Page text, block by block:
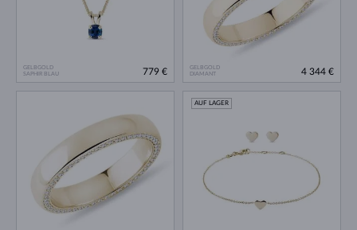
GELBGOLD
SAPHIR BLAU
779 €
GELBGOLD
DIAMANT
4 344 €
AUF LAGER